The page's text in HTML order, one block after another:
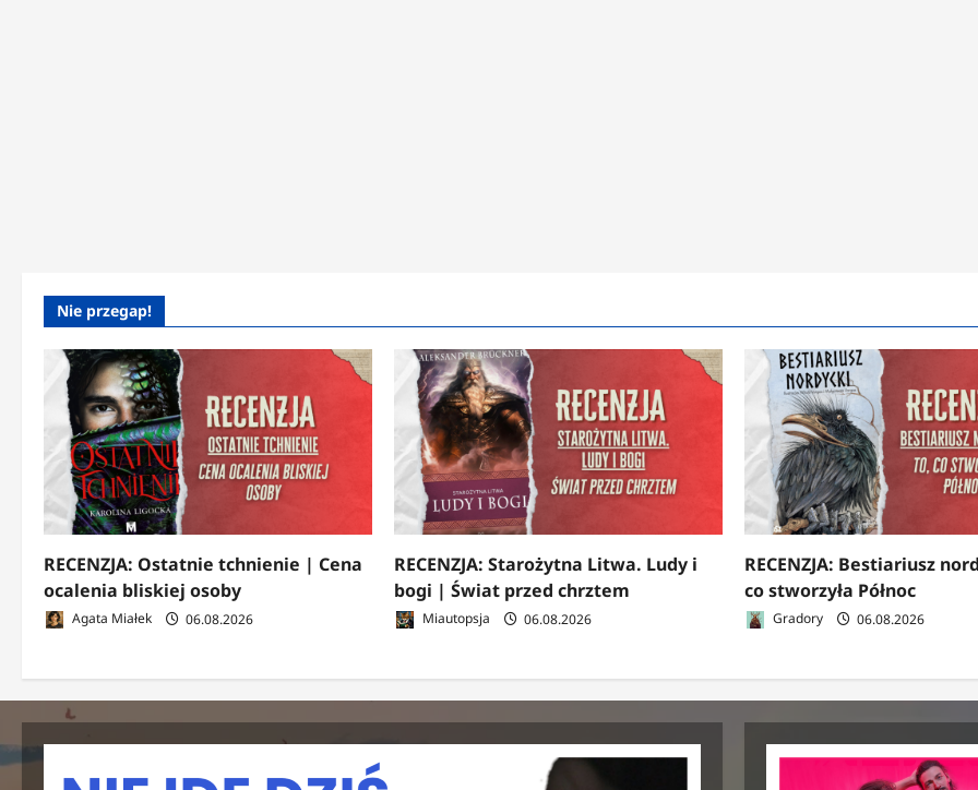
Nie przegap!
RECENZJA: Ostatnie tchnienie | Cena
ocalenia bliskiej osoby
Agata Miałek 06.08.2026
RECENZJA: Starożytna Litwa. Ludy i
bogi | Świat przed chrztem
Miautopsja 06.08.2026
RECENZJA: Bestiariusz
co stworzyła Północ
Gradory 06.08.2026